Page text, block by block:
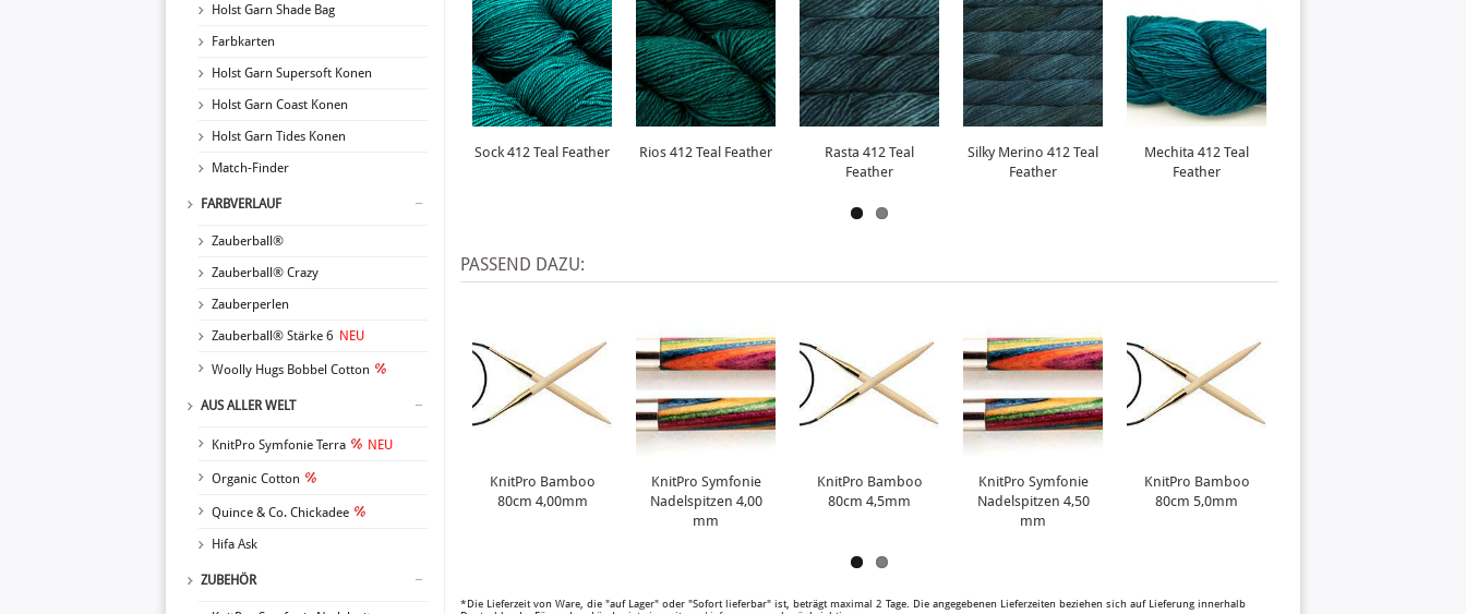
Holst Garn Shade Bag
Farbkarten
Holst Garn Supersoft Konen
Holst Garn Coast Konen
Holst Garn Tides Konen
Match-Finder
FARBVERLAUF
Zauberball®
Zauberball® Crazy
Zauberperlen
Zauberball® Stärke 6 NEU
Woolly Hugs Bobbel Cotton
AUS ALLER WELT
KnitPro Symfonie Terra NEU
Organic Cotton
Quince & Co. Chickadee
Hifa Ask
ZUBEHÖR
Sock 412 Teal Feather Rios 412 Teal Feather
Rasta 412 Teal
Feather
Silky Merino 412 Teal
Feather
Mechita 412 Teal
Feather
PASSEND DAZU:
KnitPro Bamboo
80cm 4,00mm
KnitPro Symfonie
Nadelspitzen 4,00
mm
KnitPro Bamboo
80cm 4,5mm
KnitPro Symfonie
Nadelspitzen 4,50
mm
KnitPro Bamboo
80cm 5,0mm
*Die Lieferzeit von Ware, die "auf Lager" oder "Sofort lieferbar" ist, beträgt maximal 2 Tage. Die angegebenen Lieferzeiten beziehen sich auf Lieferung innerhalb